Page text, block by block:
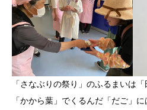
「さなぶりの祭り」のふるまいは
「かから葉」でくるんだ「だご」